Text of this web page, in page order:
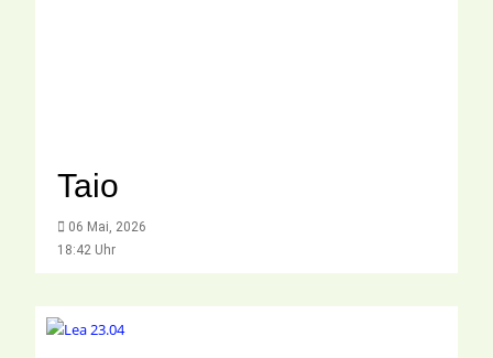
Taio
06 Mai, 2026
18:42 Uhr